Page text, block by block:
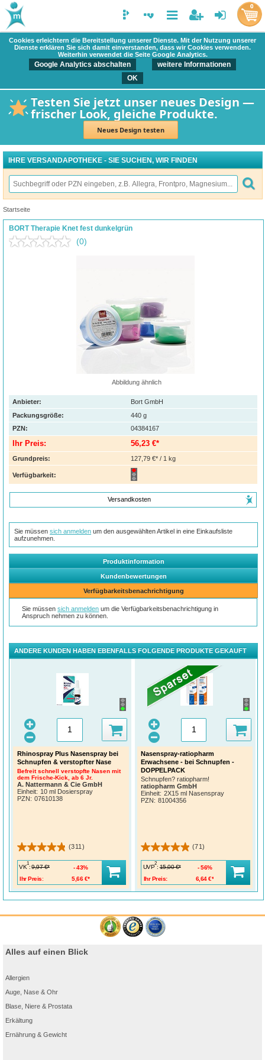
Cookies erleichtern die Bereitstellung unserer Dienste. Mit der Nutzung unserer
Dienste erklären Sie sich damit einverstanden, dass wir Cookies verwenden.
Weiterhin verwendet die Seite Google Analytics.
Google Analytics abschalten
weitere Informationen
OK
Testen Sie jetzt unser neues Design —
frischer Look, gleiche Produkte.
Neues Design testen
0
IHRE VERSANDAPOTHEKE - SIE SUCHEN, WIR FINDEN
Startseite
BORT Therapie Knet fest dunkelgrün
(0)
Abbildung ähnlich
Anbieter:
Bort GmbH
Packungsgröße:
440 g
PZN : 04384167
Ihr Preis: 56,23 €*
Grundpreis: 127,79 €* / 1 kg
Verfügbarkeit:
Versandkosten
Sie müssensich anmelden um den ausgewählten Artikel in eine Einkaufsliste
aufzunehmen.
Produktinformation
Kundenbewertungen
Verfügbarkeitsbenachrichtigung
Sie müssensich anmelden um die Verfügbarkeitsbenachrichtigung in
Anspruch nehmen zu können.
ANDERE KUNDEN HABEN EBENFALLS FOLGENDE PRODUKTE GEKAUFT
Rhinospray Plus Nasenspray bei
Schnupfen & verstopfter Nase
Befreit schnell verstopfte Nasen mit
dem Frische-Kick, ab 6 Jr.
A. Nattermann & Cie GmbH
Einheit: 10 ml Dosierspray
PZN: 07610138
(311)
VK
1
: 9,97 €*
Ihr Preis:
5,66 €*
43%
Nasenspray-ratiopharm
Erwachsene - bei Schnupfen -
DOPPELPACK
Schnupfen? ratiopharm!
ratiopharm GmbH
Einheit: 2X15 ml Nasenspray
PZN: 81004356
(71)
UVP
2
: 15,00 €*
Ihr Preis:
6,64 €*
56%
Alles auf einen Blick
Allergien
Auge, Nase & Ohr
Blase, Niere & Prostata
Erkältung
Ernährung & Gewicht